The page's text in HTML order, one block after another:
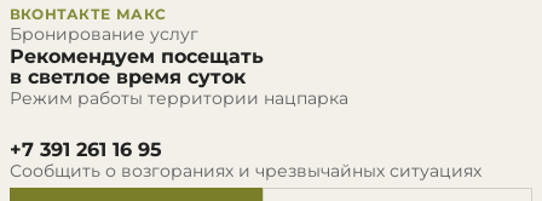
ВКОНТАКТЕ МАКС
Бронирование услуг
Рекомендуем посещать
в светлое время суток
Режим работы территории нацпарка
+7 391 261 16 95
Сообщить о возгораниях и чрезвычайных ситуациях